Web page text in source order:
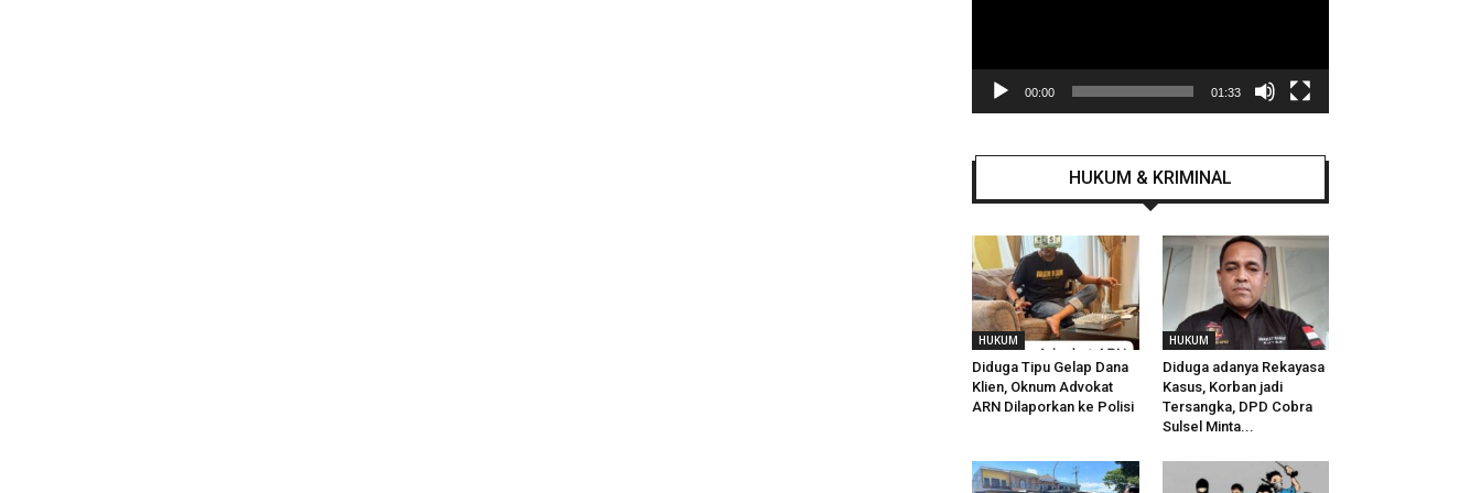
00:00 01:33
HUKUM & KRIMINAL
HUKUM
Diduga Tipu Gelap Dana
Klien, Oknum Advokat
ARN Dilaporkan ke Polisi
HUKUM
Diduga adanya Rekayasa
Kasus, Korban jadi
Tersangka, DPD Cobra
Sulsel Minta...